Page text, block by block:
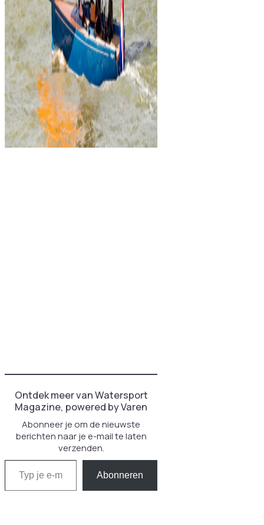
Ontdek meer van Watersport
Magazine, powered by Varen
Abonneer je om de nieuwste
berichten naar je e-mail te laten
verzenden.
Typ je e-mail...
Abonneren